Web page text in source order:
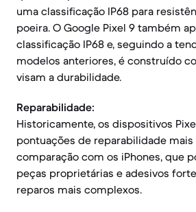
uma classificação IP68 para
poeira. O Google Pixel 9 também
classificação IP68 e, seguindo a
modelos anteriores, é construído
visam a durabilidade.
Reparabilidade:
Historicamente, os dispositivos
pontuações de reparabilidade mais
comparação com os iPhones, que
peças proprietárias e adesivos
reparos mais complexos.